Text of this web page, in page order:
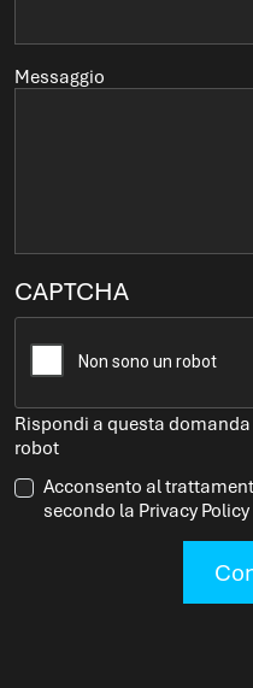
Messaggio
CAPTCHA
Rispondi a questa
robot
Acconsento al
secondo la Privacy Policy